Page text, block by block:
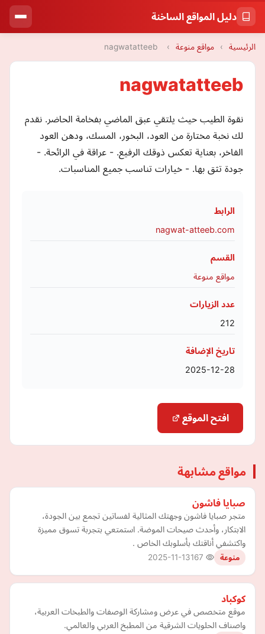
دليل المواقع الساخنة
الرئيسية › مواقع منوعة ›
nagwatatteeb
nagwatatteeb
نقوة الطيب حيث يلتقي عبق الماضي بفخامة الحاضر. نقدم
لك نخبة مختارة من العود، البخور، المسك، ودهن العود
الفاخر، بعناية تعكس ذوقك الرفيع. - عراقة في الرائحة. -
جودة تثق بها. - خيارات تناسب جميع المناسبات.
الرابط
nagwat-atteeb.com
القسم
مواقع منوعة
عدد الزيارات
212
تاريخ الإضافة
2025-12-28
افتح الموقع
مواقع مشابهة
صبايا فاشون
متجر صبايا فاشون وجهتك المثالية لفساتين تجمع بين الجودة،
الابتكار، وأحدث صيحات الموضة. استمتعي بتجربة تسوق مميزة
واكتشفي أناقتك بأسلوبك الخاص .
منوعة 2025-11-13
كوكباد
موقع متخصص في عرض ومشاركة الوصفات والطبخات العربية،
واصناف الحلويات الشرقية من المطبخ العربي والعالمي.